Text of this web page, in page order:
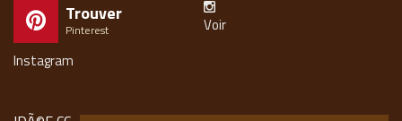
Trouver
Pinterest
Voir
Instagram